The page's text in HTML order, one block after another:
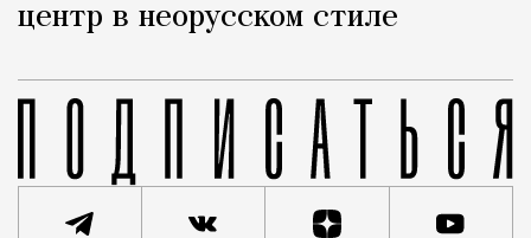
центр в неорусском стиле